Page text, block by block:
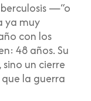
—“o
ya muy
con los
48 años. Su
un cierre
la guerra